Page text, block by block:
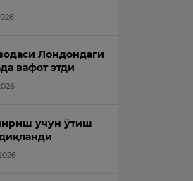
Лондондаги
вафот этди
учун ўтиш